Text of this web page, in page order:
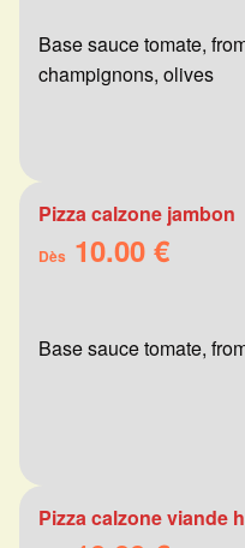
Base sauce tomate,
champignons, olives
Pizza calzone jambon
Dès 10.00 €
Base sauce tomate,
Pizza calzone viande